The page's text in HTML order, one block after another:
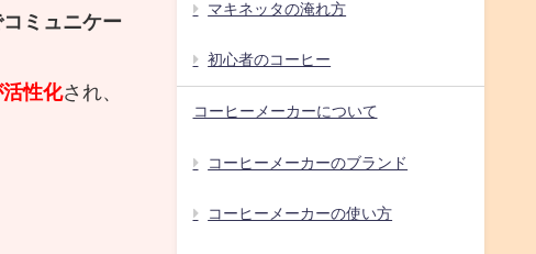
ミュニケー
性化され、
マキネッタの淹れ方
初心者のコーヒー
コーヒーメーカーについて
コーヒーメーカーのブランド
コーヒーメーカーの使い方